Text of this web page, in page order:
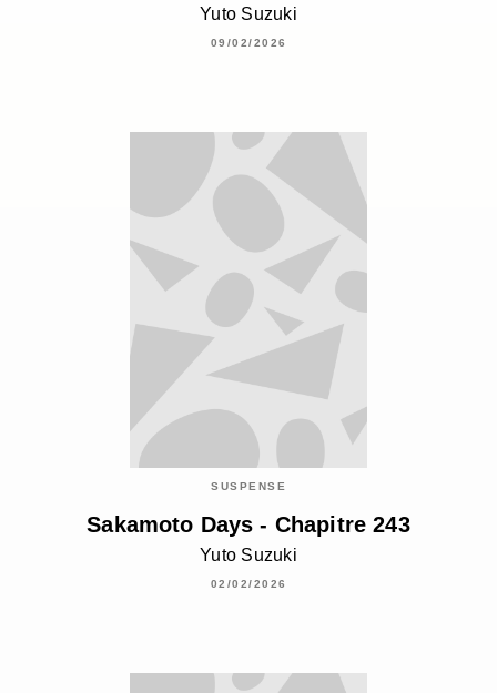
Yuto Suzuki
09/02/2026
SUSPENSE
Sakamoto Days - Chapitre 243
Yuto Suzuki
02/02/2026